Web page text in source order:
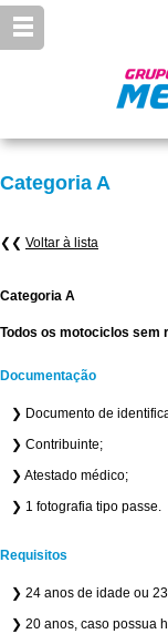
Categoria A
❮❮ Voltar à lista
Categoria A
Todos os motociclos sem
Documentação
❯ Documento de
❯ Contribuinte;
❯ Atestado médico;
❯ 1 fotografia tipo passe.
Requisitos
❯ 24 anos de idade ou
❯ 20 anos, caso possua